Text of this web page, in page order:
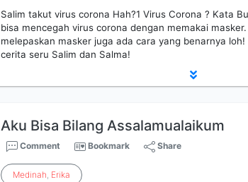
Salim takut virus corona Hah?1 Virus Corona ? Kata
bisa mencegah virus corona dengan memakai
melepaskan masker juga ada cara yang benarnya
cerita seru Salim dan Salma!
Aku Bisa Bilang Assalamualaikum
Comment Bookmark Share
Medinah, Erika